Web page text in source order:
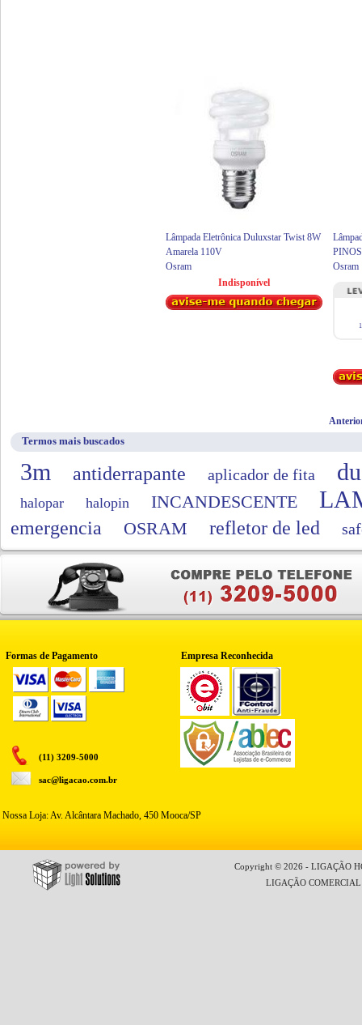
Lâmpada Eletrônica Duluxstar Twist 8W
Amarela 110V
Osram
Indisponível
PINOS
Osram
Termos mais buscados
3m antiderrapante aplicador de fita
halopar halopin INCANDESCENTE
emergencia OSRAM refletor de led
Formas de Pagamento Empresa Reconhecida
(11) 3209-5000
sac@ligacao.com.br
Nossa Loja: Av. Alcântara Machado, 450 Mooca/SP
Copyright © 2026 - LIGAÇÃO
LIGAÇÃO